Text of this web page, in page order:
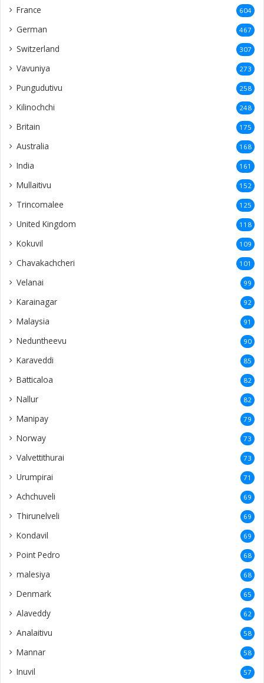
France 604
German 467
Switzerland 307
Vavuniya 273
Pungudutivu 258
Kilinochchi 248
Britain 175
Australia 168
India 161
Mullaitivu 152
Trincomalee 125
United Kingdom 118
Kokuvil 109
Chavakachcheri 101
Velanai 99
Karainagar 92
Malaysia 91
Neduntheevu 90
Karaveddi 85
Batticaloa 82
Nallur 82
Manipay 79
Norway 73
Valvettithurai 73
Urumpirai 71
Achchuveli 69
Thirunelveli 69
Kondavil 69
Point Pedro 68
malesiya 68
Denmark 65
Alaveddy 62
Analaitivu 58
Mannar 58
Inuvil 57